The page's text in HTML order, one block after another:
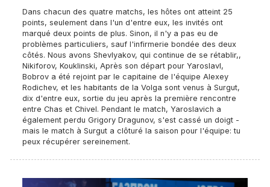
Dans chacun des quatre matchs, les hôtes ont atteint 25
points, seulement dans l'un d'entre eux, les invités ont
marqué deux points de plus. Sinon, il n'y a pas eu de
problèmes particuliers, sauf l'infirmerie bondée des deux
côtés. Nous avons Shevlyakov, qui continue de se rétablir,,
Nikiforov, Kouklinski, Après son départ pour Yaroslavl,
Bobrov a été rejoint par le capitaine de l'équipe Alexey
Rodichev, et les habitants de la Volga sont venus à Surgut,
dix d'entre eux, sortie du jeu après la première rencontre
entre Chas et Chivel. Pendant le match, Yaroslavich a
également perdu Grigory Dragunov, s'est cassé un doigt -
mais le match à Surgut a clôturé la saison pour l'équipe: tu
peux récupérer sereinement.